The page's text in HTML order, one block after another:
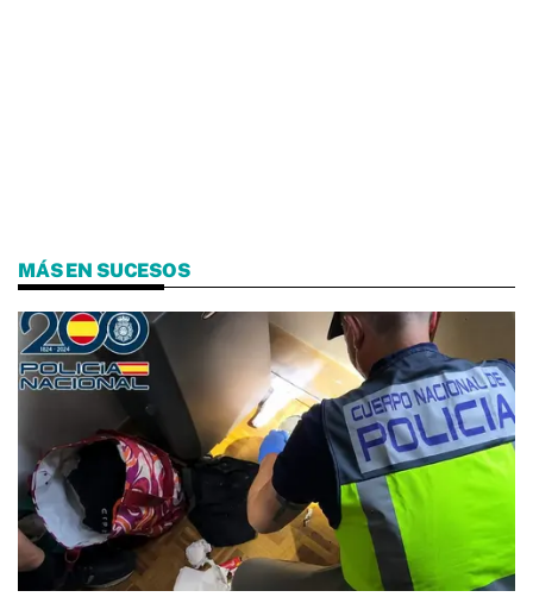
MÁS EN SUCESOS